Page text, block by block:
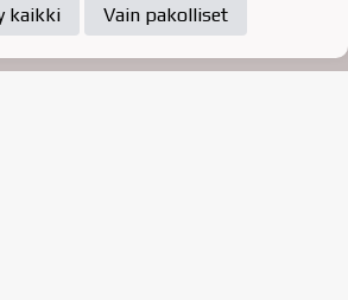
kaikki
Vain pakolliset